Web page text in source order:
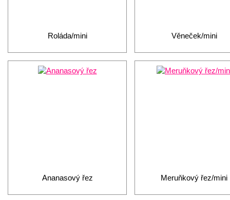
Roláda/mini Věneček/mini
Ananasový řez Meruňkový řez/mini